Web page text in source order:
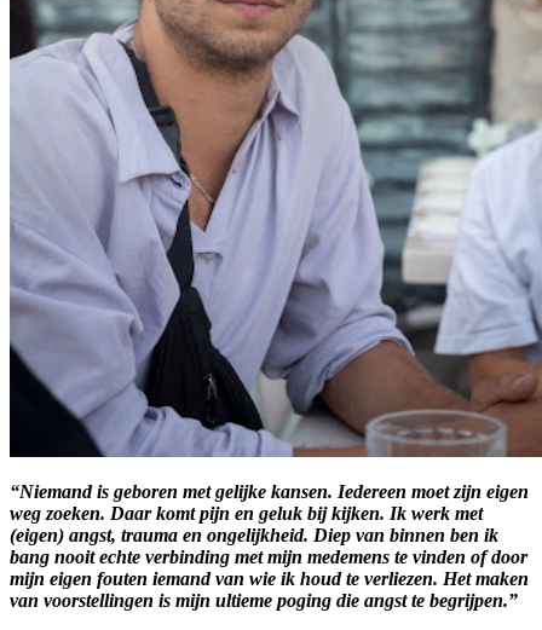
“Niemand is geboren met gelijke kansen. Iedereen moet zijn eigen
weg zoeken. Daar komt pijn en geluk bij kijken. Ik werk met
(eigen) angst, trauma en ongelijkheid. Diep van binnen ben ik
bang nooit echte verbinding met mijn medemens te vinden of door
mijn eigen fouten iemand van wie ik houd te verliezen. Het maken
van voorstellingen is mijn ultieme poging die angst te begrijpen.”